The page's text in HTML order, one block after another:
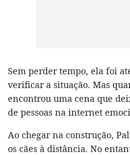
Sem perder tempo, ela foi
verificar a situação. Mas
encontrou uma cena que
de pessoas na internet
Ao chegar na construção,
os cães à distância. No